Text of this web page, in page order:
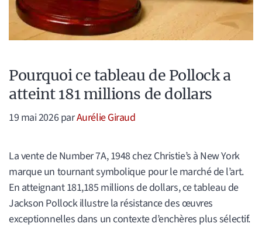
Pourquoi ce tableau de Pollock a
atteint 181 millions de dollars
19 mai 2026parAurélie Giraud
La vente de Number 7A, 1948 chez Christie’s à New York
marque un tournant symbolique pour le marché de l’art.
En atteignant 181,185 millions de dollars, ce tableau de
Jackson Pollock illustre la résistance des œuvres
exceptionnelles dans un contexte d’enchères plus sélectif.